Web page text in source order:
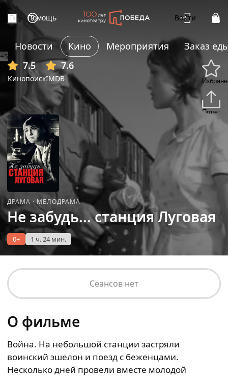
Помощь Войти
Новости Кино Мероприятия
Заказ
7.5
Кинопоиск
7.6
IMDB
+5
ДРАМА ·МЕЛОДРАМА
Не забудь... станция Луговая
0+ 1 ч. 24 мин.
Сеансов нет
О фильме
Война. На небольшой станции застряли
воинский эшелон и поезд с беженцами.
Несколько дней провели вместе молодой